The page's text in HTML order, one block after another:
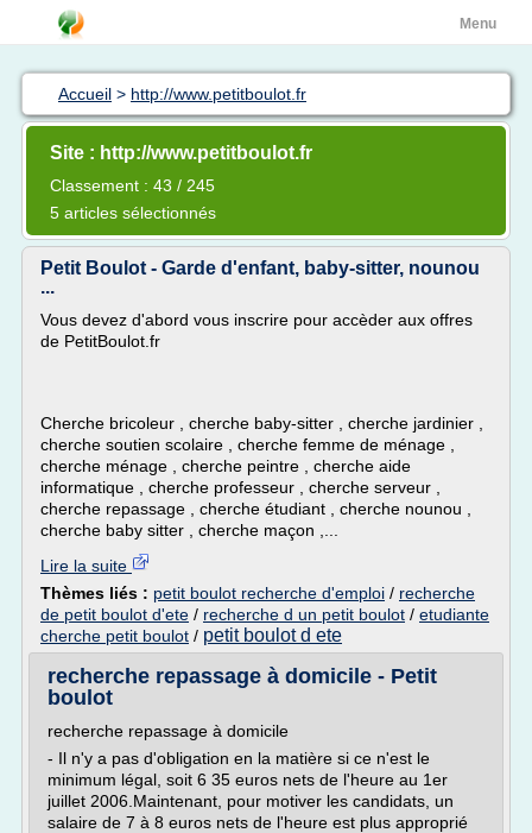
Menu
Accueil > http://www.petitboulot.fr
Site : http://www.petitboulot.fr
Classement : 43 / 245
5 articles sélectionnés
Petit Boulot - Garde d'enfant, baby-sitter, nounou
...
Vous devez d'abord vous inscrire pour accèder aux offres
de PetitBoulot.fr
Cherche bricoleur , cherche baby-sitter , cherche jardinier ,
cherche soutien scolaire , cherche femme de ménage ,
cherche ménage , cherche peintre , cherche aide
informatique , cherche professeur , cherche serveur ,
cherche repassage , cherche étudiant , cherche nounou ,
cherche baby sitter , cherche maçon ,...
Lire la suite
Thèmes liés : petit boulot recherche d'emploi / recherche
de petit boulot d'ete / recherche d un petit boulot / etudiante
cherche petit boulot / petit boulot d ete
recherche repassage à domicile - Petit
boulot
recherche repassage à domicile
- Il n'y a pas d'obligation en la matière si ce n'est le
minimum légal, soit 6 35 euros nets de l'heure au 1er
juillet 2006.Maintenant, pour motiver les candidats, un
salaire de 7 à 8 euros nets de l'heure est plus approprié